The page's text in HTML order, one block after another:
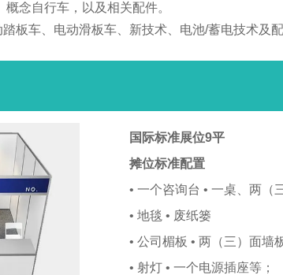
念自行车，以及相关配件。
板车、电动滑板车、新技术、电池/蓄电技术
国际标准展位9平
摊位标准配置
• 一个咨询台 • 一桌、两（
• 地毯 • 废纸篓
• 公司楣板 • 两（三）面墙
• 射灯 • 一个电源插座等；